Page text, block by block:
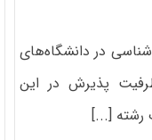
در دانشگاه‌های
پذیرش در این
رشته [...]